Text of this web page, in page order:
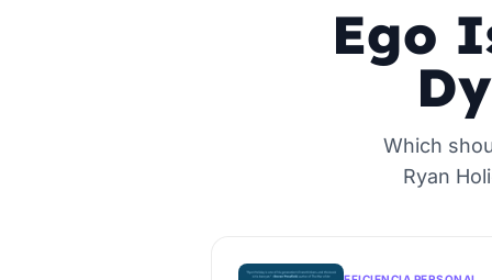
Ego
Which
Ryan